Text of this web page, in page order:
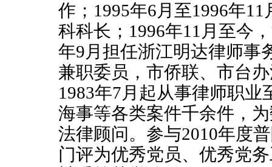
作； 1995年6月至1996年11
科科长； 1996年11 月 至今
年9月担任浙江明达律师事
兼职委员，市侨联、市台
1983年7月起从事律师职业
海事等各类案件千余件，
法律顾问。参与2010年度
门评为优秀党员、优秀党